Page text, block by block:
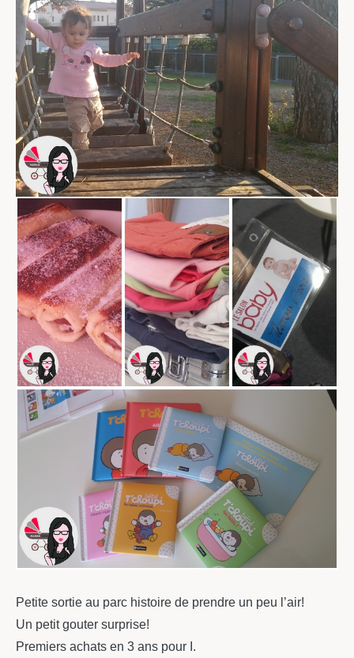
Petite sortie au parc histoire de prendre un peu l’air!
Un petit gouter surprise!
Premiers achats en 3 ans pour I.